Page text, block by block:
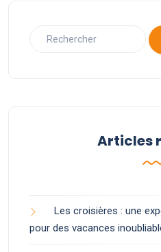
Articles
Les croisières : une
pour des vacances